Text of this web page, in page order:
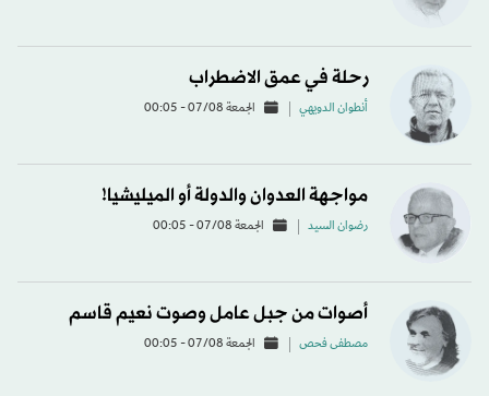
رحلة في عمق الاضطراب
أنطوان الدويهي الجمعة 07/08 - 00:05
مواجهة العدوان والدولة أو الميليشيا!
رضوان السيد الجمعة 07/08 - 00:05
أصوات من جبل عامل وصوت نعيم قاسم
مصطفى فحص الجمعة 07/08 - 00:05